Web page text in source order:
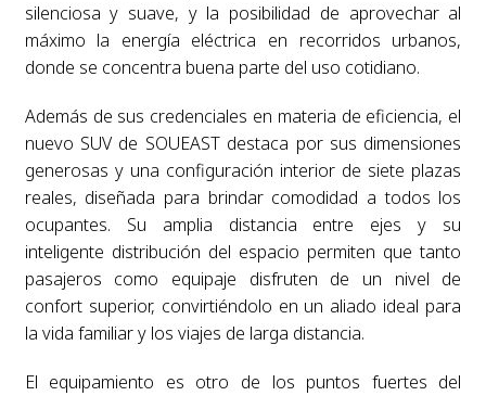
silenciosa y suave, y la posibilidad de aprovechar al
máximo la energía eléctrica en recorridos urbanos,
donde se concentra buena parte del uso cotidiano.
Además de sus credenciales en materia de eficiencia, el
nuevo SUV de SOUEAST destaca por sus dimensiones
generosas y una configuración interior de siete plazas
reales, diseñada para brindar comodidad a todos los
ocupantes. Su amplia distancia entre ejes y su
inteligente distribución del espacio permiten que tanto
pasajeros como equipaje disfruten de un nivel de
confort superior, convirtiéndolo en un aliado ideal para
la vida familiar y los viajes de larga distancia.
El equipamiento es otro de los puntos fuertes del